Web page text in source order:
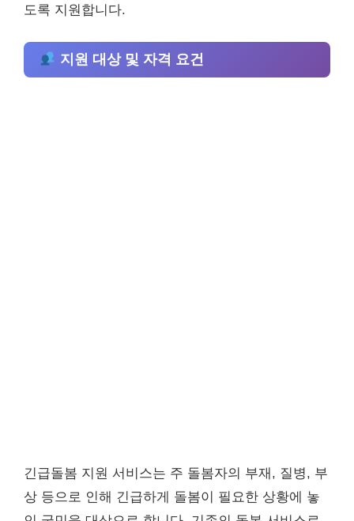
도록 지원합니다.
지원 대상 및 자격 요건
긴급돌봄 지원 서비스는 주 돌봄자의 부재, 질병, 부
상 등으로 인해 긴급하게 돌봄이 필요한 상황에 놓